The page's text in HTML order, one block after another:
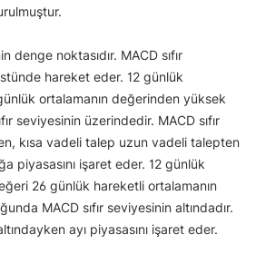
denge noktasıdır. MACD sıfır
hareket eder. 12 günlük
ortalamanın değerinden yüksek
seviyesinin üzerindedir. MACD sıfır
kısa vadeli talep uzun vadeli talepten
piyasasını işaret eder. 12 günlük
26 günlük hareketli ortalamanın
MACD sıfır seviyesinin altındadır.
ayı piyasasını işaret eder.